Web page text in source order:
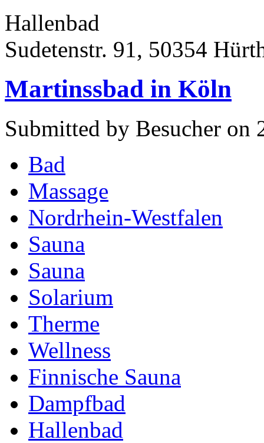
Hallenbad
Sudetenstr. 91, 50354
Martinssbad in Köln
Submitted by Besucher on
Bad
Massage
Nordrhein-Westfalen
Sauna
Sauna
Solarium
Therme
Wellness
Finnische Sauna
Dampfbad
Hallenbad